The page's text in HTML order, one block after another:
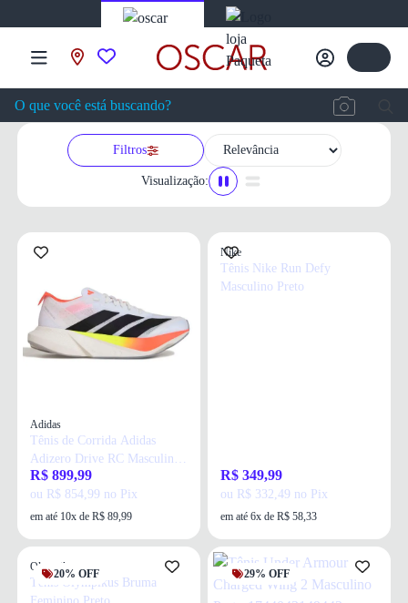
Filtros
Visualização:
Adidas
Tênis de Corrida Adidas
Adizero Drive RC Masculino
Branco
R$ 899,99
ou R$ 854,99 no Pix
em até 10x de R$ 89,99
Nike
Tênis Nike Run Defy
Masculino Preto
R$ 349,99
ou R$ 332,49 no Pix
em até 6x de R$ 58,33
20% OFF
Olympikus
Tênis Olympikus Bruma
29% OFF